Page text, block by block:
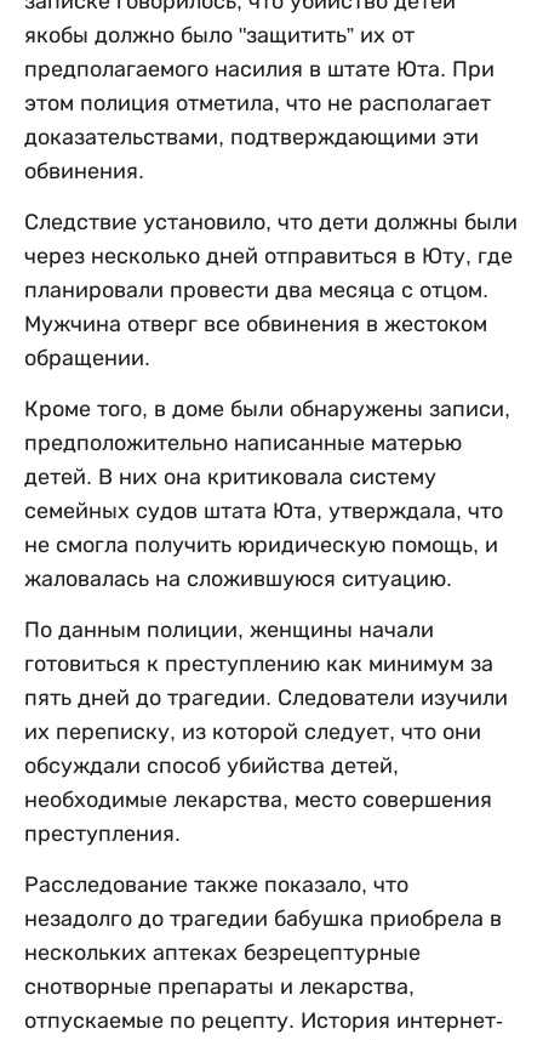
якобы должно было "защитить” их от
предполагаемого насилия в штате Юта. При
этом полиция отметила, что не располагает
доказательствами, подтверждающими эти
обвинения.
Следствие установило, что дети должны были
через несколько дней отправиться в Юту, где
планировали провести два месяца с отцом.
Мужчина отверг все обвинения в жестоком
обращении.
Кроме того, в доме были обнаружены записи,
предположительно написанные матерью
детей. В них она критиковала систему
семейных судов штата Юта, утверждала, что
не смогла получить юридическую помощь, и
жаловалась на сложившуюся ситуацию.
По данным полиции, женщины начали
готовиться к преступлению как минимум за
пять дней до трагедии. Следователи изучили
их переписку, из которой следует, что они
обсуждали способ убийства детей,
необходимые лекарства, место совершения
преступления.
Расследование также показало, что
незадолго до трагедии бабушка приобрела в
нескольких аптеках безрецептурные
снотворные препараты и лекарства,
отпускаемые по рецепту. История интернет-